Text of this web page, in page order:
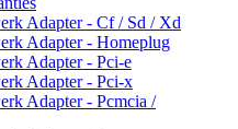
Adapter - Cf / Sd / Xd
Adapter - Homeplug
Adapter - Pci-e
Adapter - Pci-x
Adapter - Pcmcia /